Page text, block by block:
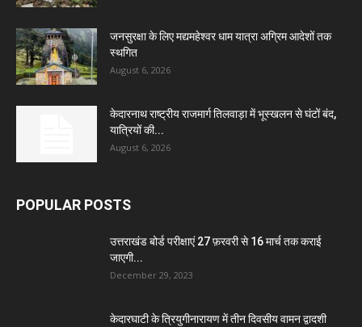
जनसुरक्षा के लिए मद्यमहेश्वर धाम यात्रा अग्रिम आदेशों तक
स्थगित
August 6, 2026
केदारनाथ राष्ट्रीय राजमार्ग तिलवाड़ा में भूस्खलन से घंटों बंद,
यात्रियों की...
August 6, 2026
POPULAR POSTS
उत्तराखंड बोर्ड परीक्षाएं 27 फ़रवरी से 16 मार्च तक कराई
जाएगी...
December 29, 2023
केदारघाटी के त्रियुगीनारायण में तीन दिवसीय वामन द्वादशी